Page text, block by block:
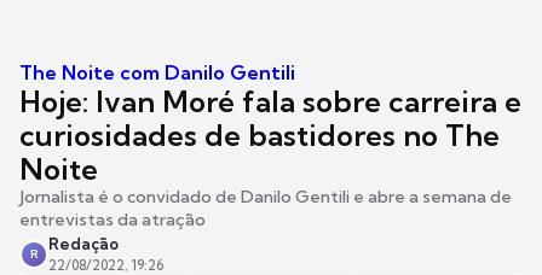
The Noite com Danilo Gentili
Hoje: Ivan Moré fala sobre carreira e
curiosidades de bastidores no The
Noite
Jornalista é o convidado de Danilo Gentili e abre a semana de
entrevistas da atração
R
Redação
22/08/2022, 19:26